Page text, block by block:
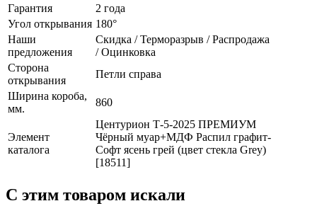
Гарантия
2 года
Угол открывания 180°
Наши
предложения
Скидка / Терморазрыв / Распродажа
/ Оцинковка
Сторона
открывания
Петли справа
Ширина короба,
мм.
860
Элемент
каталога
Центурион Т-5-2025 ПРЕМИУМ
Чёрный муар+МДФ Распил графит-
Софт ясень грей (цвет стекла Grey)
[18511]
C этим товаром искали